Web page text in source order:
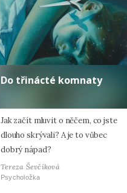
Do třinácté komnaty
Jak začít mluvit o něčem, co jste
dlouho skrývali? A je to vůbec
dobrý nápad?
Tereza Ševčíková
Psycholožka